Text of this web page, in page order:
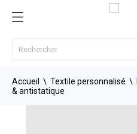
Accueil Textile personnalisé
& antistatique